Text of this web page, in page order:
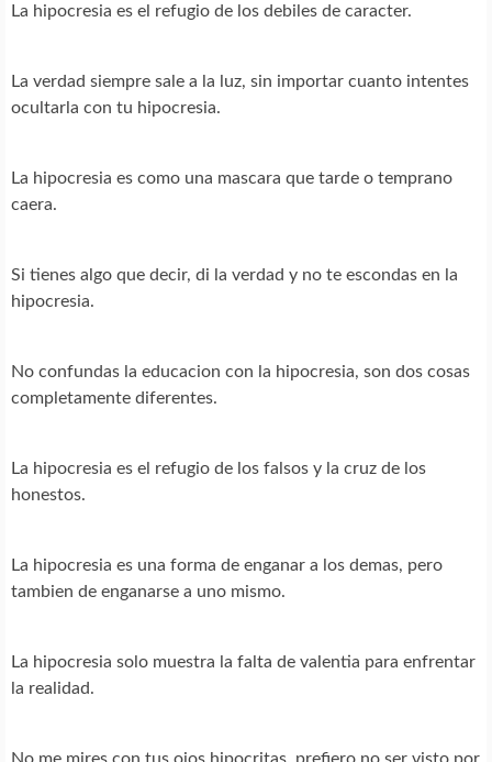
La hipocresia es el refugio de los debiles de caracter.
La verdad siempre sale a la luz, sin importar cuanto intentes
ocultarla con tu hipocresia.
La hipocresia es como una mascara que tarde o temprano
caera.
Si tienes algo que decir, di la verdad y no te escondas en la
hipocresia.
No confundas la educacion con la hipocresia, son dos cosas
completamente diferentes.
La hipocresia es el refugio de los falsos y la cruz de los
honestos.
La hipocresia es una forma de enganar a los demas, pero
tambien de enganarse a uno mismo.
La hipocresia solo muestra la falta de valentia para enfrentar
la realidad.